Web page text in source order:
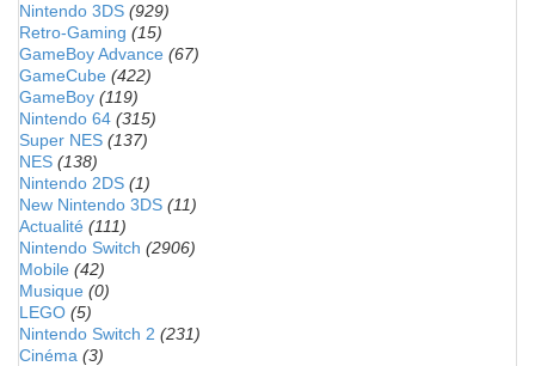
Nintendo 3DS (929)
Retro-Gaming (15)
GameBoy Advance (67)
GameCube (422)
GameBoy (119)
Nintendo 64 (315)
Super NES (137)
NES (138)
Nintendo 2DS (1)
New Nintendo 3DS (11)
Actualité (111)
Nintendo Switch (2906)
Mobile (42)
Musique (0)
LEGO (5)
Nintendo Switch 2 (231)
Cinéma (3)